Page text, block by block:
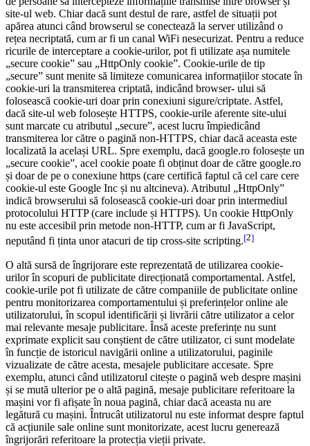
site-ul web. Chiar dacă sunt destul de rare, astfel de situații pot
apărea atunci când browserul se conectează la server utilizând o
rețea necriptată, cum ar fi un canal WiFi nesecurizat. Pentru a reduce
ricurile de interceptare a cookie-urilor, pot fi utilizate așa numitele
„secure cookie” sau „HttpOnly cookie”. Cookie-urile de tip
„secure” sunt menite să limiteze comunicarea informațiilor stocate în
cookie-uri la transmiterea criptată, indicând browser- ului să
folosească cookie-uri doar prin conexiuni sigure/criptate. Astfel,
dacă site-ul web folosește HTTPS, cookie-urile aferente site-ului
sunt marcate cu atributul „secure”, acest lucru împiedicând
transmiterea lor către o pagină non-HTTPS, chiar dacă aceasta este
localizată la același URL. Spre exemplu, dacă google.ro folosește un
„secure cookie”, acel cookie poate fi obținut doar de către google.ro
și doar de pe o conexiune https (care certifică faptul că cel care cere
cookie-ul este Google Inc și nu altcineva). Atributul „HttpOnly”
indică browserului să folosească cookie-uri doar prin intermediul
protocolului HTTP (care include și HTTPS). Un cookie HttpOnly
nu este accesibil prin metode non-HTTP, cum ar fi JavaScript,
neputând fi ținta unor atacuri de tip cross-site scripting.[2]
O altă sursă de îngrijorare este reprezentată de utilizarea cookie-
urilor în scopuri de publicitate direcționată comportamental. Astfel,
cookie-urile pot fi utilizate de către companiile de publicitate online
pentru monitorizarea comportamentului și preferințelor online ale
utilizatorului, în scopul identificării și livrării către utilizator a celor
mai relevante mesaje publicitare. Însă aceste preferințe nu sunt
exprimate explicit sau conștient de către utilizator, ci sunt modelate
în funcție de istoricul navigării online a utilizatorului, paginile
vizualizate de către acesta, mesajele publicitare accesate. Spre
exemplu, atunci când utilizatorul citește o pagină web despre mașini
și se mută ulterior pe o altă pagină, mesaje publicitare referitoare la
mașini vor fi afișate în noua pagină, chiar dacă aceasta nu are
legătură cu mașini. Întrucât utilizatorul nu este informat despre faptul
că acțiunile sale online sunt monitorizate, acest lucru generează
îngrijorări referitoare la protecția vieții private.